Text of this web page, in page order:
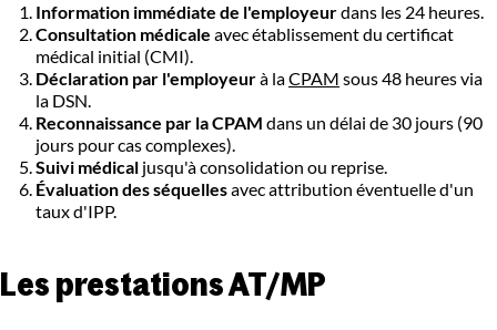
Information immédiate de l'employeurdans les 24 heures.
Consultation médicale avec établissement du certificat
médical initial (CMI).
Déclaration par l'employeurà laCPAM sous 48 heures via
la DSN.
Reconnaissance par la CPAM dans un délai de 30 jours (90
jours pour cas complexes).
Suivi médical jusqu'à consolidation ou reprise.
Évaluation des séquellesavec attribution éventuelle d'un
taux d'IPP.
Les prestations AT/MP